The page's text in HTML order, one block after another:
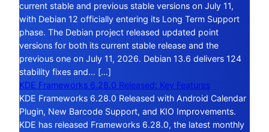
current stable and previous stable versions on July 11,
with Debian 12 officially entering its Long Term Support
phase. The Debian project released updated point
versions for both its current stable release and the
previous one on July 11, 2026. Debian 13.6 delivers 124
stability fixes and… […]
KDE Frameworks 6.28.0 Released: Key Features
KDE Frameworks 6.28.0 Released with Android Calendar
Plugin, New Barcode Support, and KIO Improvements.
KDE has released Frameworks 6.28.0, the latest monthly